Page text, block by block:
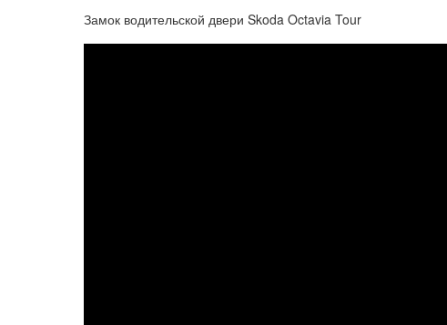
Замок водительской двери Skoda Octavia Tour